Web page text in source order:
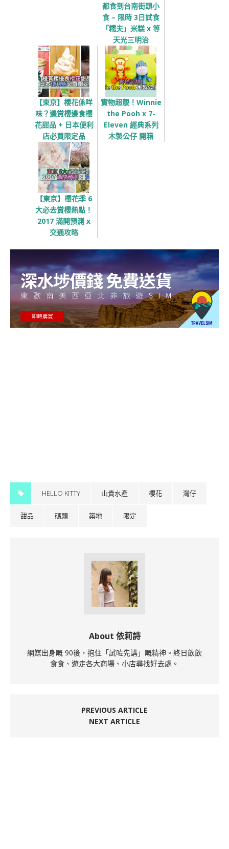
都食到台南街頭小
食 – 限時 3日試食
「糯夫」米糕 x 等
天光三明治
【東京】櫻花係咩
味？邊賞櫻邊食櫻
花甜品 + 日本便利
店必買限定品
實物超靚！Winnie
the Pooh x 7-
Eleven 經典系列
木製公仔 開箱
【東京】櫻花季 6
大必去賞櫻熱點！
2017 滿開預測 x
交通攻略
HELLO KITTY 山貴水產 櫻花 灣仔
甜品 碼頭 築地 限定
About 依莉詩
網媒出身嘅 90後，抱住「試咗先講」嘅精神。終日飲飲
食食、遊走各大商場、小店尋找好去處。
PREVIOUS ARTICLE
NEXT ARTICLE